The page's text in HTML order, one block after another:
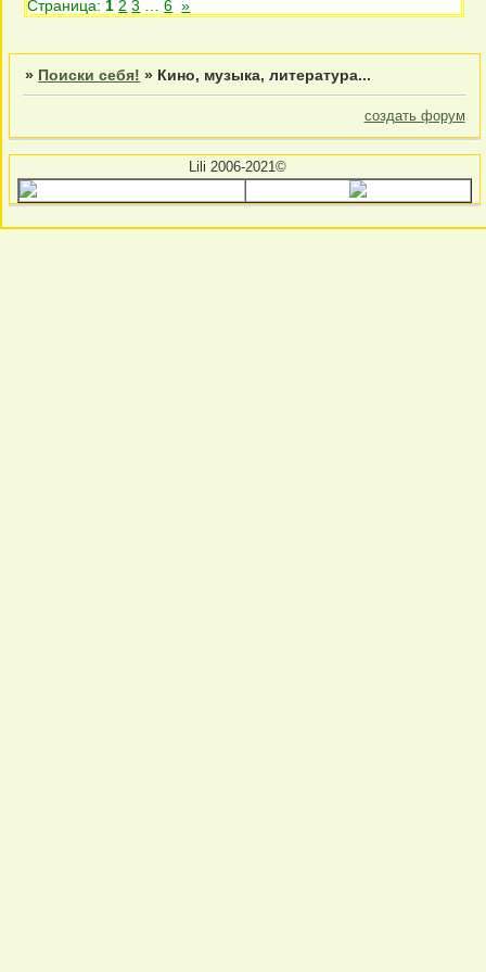
Страница: 1 2 3 6 »
» Поиски себя! » Кино, музыка, литература...
создать форум
Lili 2006-2021©